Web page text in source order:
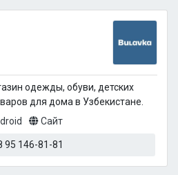
одежды, обуви, детских
для дома в Узбекистане.
Сайт
95 146-81-81